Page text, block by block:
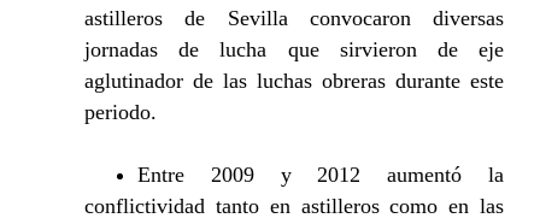
astilleros de Sevilla convocaron diversas
jornadas de lucha que sirvieron de eje
aglutinador de las luchas obreras durante este
periodo.
Entre 2009 y 2012 aumentó la
conflictividad tanto en astilleros como en las